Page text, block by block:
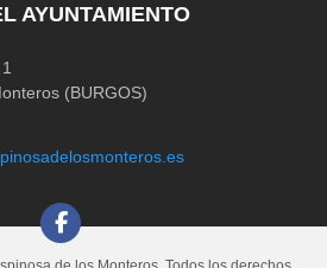
AYUNTAMIENTO
(BURGOS)